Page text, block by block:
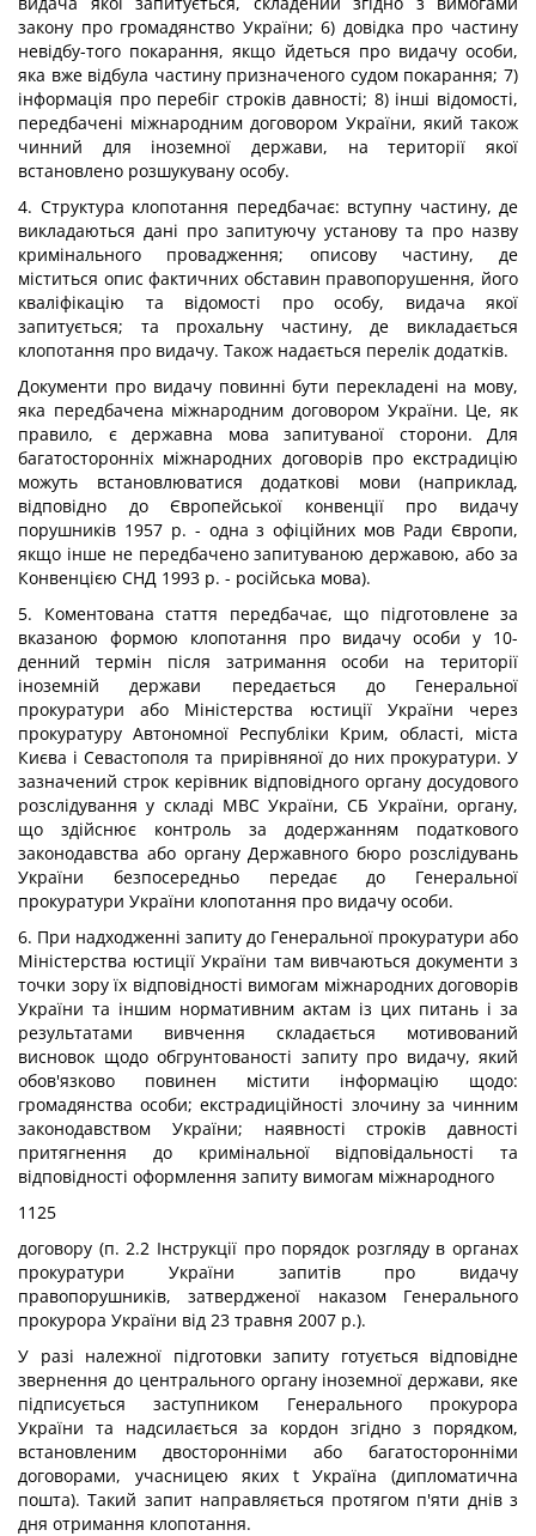
закону про громадянство України; 6) довідка про частину
невідбу-того покарання, якщо йдеться про видачу особи,
яка вже відбула частину призначеного судом покарання; 7)
інформація про перебіг строків давності; 8) інші відомості,
передбачені міжнародним договором України, який також
чинний для іноземної держави, на території якої
встановлено розшукувану особу.
4. Структура клопотання передбачає: вступну частину, де
викладаються дані про запитуючу установу та про назву
кримінального провадження; описову частину, де
міститься опис фактичних обставин правопорушення, його
кваліфікацію та відомості про особу, видача якої
запитується; та прохальну частину, де викладається
клопотання про видачу. Також надається перелік додатків.
Документи про видачу повинні бути перекладені на мову,
яка передбачена міжнародним договором України. Це, як
правило, є державна мова запитуваної сторони. Для
багатосторонніх міжнародних договорів про екстрадицію
можуть встановлюватися додаткові мови (наприклад,
відповідно до Європейської конвенції про видачу
порушників 1957 р. - одна з офіційних мов Ради Європи,
якщо інше не передбачено запитуваною державою, або за
Конвенцією СНД 1993 р. - російська мова).
5. Коментована стаття передбачає, що підготовлене за
вказаною формою клопотання про видачу особи у 10-
денний термін після затримання особи на території
іноземній держави передається до Генеральної
прокуратури або Міністерства юстиції України через
прокуратуру Автономної Республіки Крим, області, міста
Києва і Севастополя та прирівняної до них прокуратури. У
зазначений строк керівник відповідного органу досудового
розслідування у складі МВС України, СБ України, органу,
що здійснює контроль за додержанням податкового
законодавства або органу Державного бюро розслідувань
України безпосередньо передає до Генеральної
прокуратури України клопотання про видачу особи.
6. При надходженні запиту до Генеральної прокуратури або
Міністерства юстиції України там вивчаються документи з
точки зору їх відповідності вимогам міжнародних договорів
України та іншим нормативним актам із цих питань і за
результатами вивчення складається мотивований
висновок щодо обгрунтованості запиту про видачу, який
обов'язково повинен містити інформацію щодо:
громадянства особи; екстрадиційності злочину за чинним
законодавством України; наявності строків давності
притягнення до кримінальної відповідальності та
відповідності оформлення запиту вимогам міжнародного
1125
договору (п. 2.2 Інструкції про порядок розгляду в органах
прокуратури України запитів про видачу
правопорушників, затвердженої наказом Генерального
прокурора України від 23 травня 2007 p.).
У разі належної підготовки запиту готується відповідне
звернення до центрального органу іноземної держави, яке
підписується заступником Генерального прокурора
України та надсилається за кордон згідно з порядком,
встановленим двосторонніми або багатосторонніми
договорами, учасницею яких t Україна (дипломатична
пошта). Такий запит направляється протягом п'яти днів з
дня отримання клопотання.